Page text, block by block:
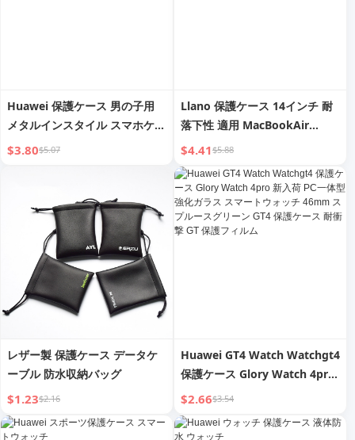
Huawei 保護ケース 男の子用
メタルインスタイル スマホケー
ス
$3.80$5.07
Llano 保護ケース 14インチ 耐
落下性 適用 MacBookAir
Appleコンピュータ 13.3インチ
MacBookPro ノートブックア
クセサリー 新品 入荷 M1 つや
消し 透明 ソフトシェル シリコ
ン保護スリーブ
$4.41$5.88
レザー製 保護ケース データケ
ーブル 防水収納バッグ
$1.23$2.16
Huawei GT4 Watch Watchgt4
保護ケース Glory Watch 4pro
新入荷 PC一体型強化ガラス ス
マートウォッチ 46mm スプル
ースグリーン GT4 保護ケース
$2.66$3.54